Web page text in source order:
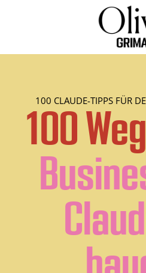
100 CLAUDE-TIPPS FÜR
100